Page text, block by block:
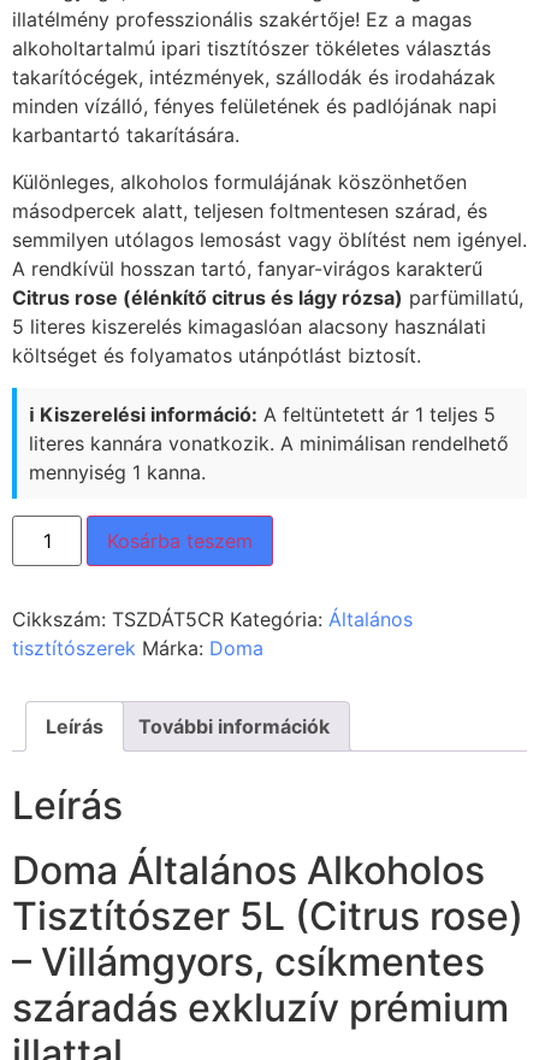
illatélmény professzionális szakértője! Ez a magas
alkoholtartalmú ipari tisztítószer tökéletes választás
takarítócégek, intézmények, szállodák és irodaházak
minden vízálló, fényes felületének és padlójának napi
karbantartó takarítására.
Különleges, alkoholos formulájának köszönhetően
másodpercek alatt, teljesen foltmentesen szárad, és
semmilyen utólagos lemosást vagy öblítést nem igényel.
A rendkívül hosszan tartó, fanyar-virágos karakterű
Citrus rose (élénkítő citrus és lágy rózsa) parfümillatú,
5 literes kiszerelés kimagaslóan alacsony használati
költséget és folyamatos utánpótlást biztosít.
ℹ️ Kiszerelési információ: A feltüntetett ár 1 teljes 5
literes kannára vonatkozik. A minimálisan rendelhető
mennyiség 1 kanna.
Kosárba teszem
Cikkszám: TSZDÁT5CR Kategória: Általános
tisztítószerek Márka: Doma
Leírás További információk
Leírás
Doma Általános Alkoholos
Tisztítószer 5L (Citrus rose)
– Villámgyors, csíkmentes
száradás exkluzív prémium